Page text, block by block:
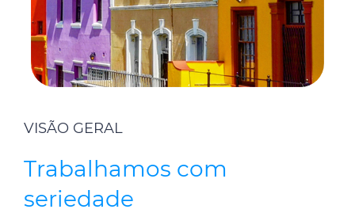
VISÃO GERAL
Trabalhamos com
seriedade